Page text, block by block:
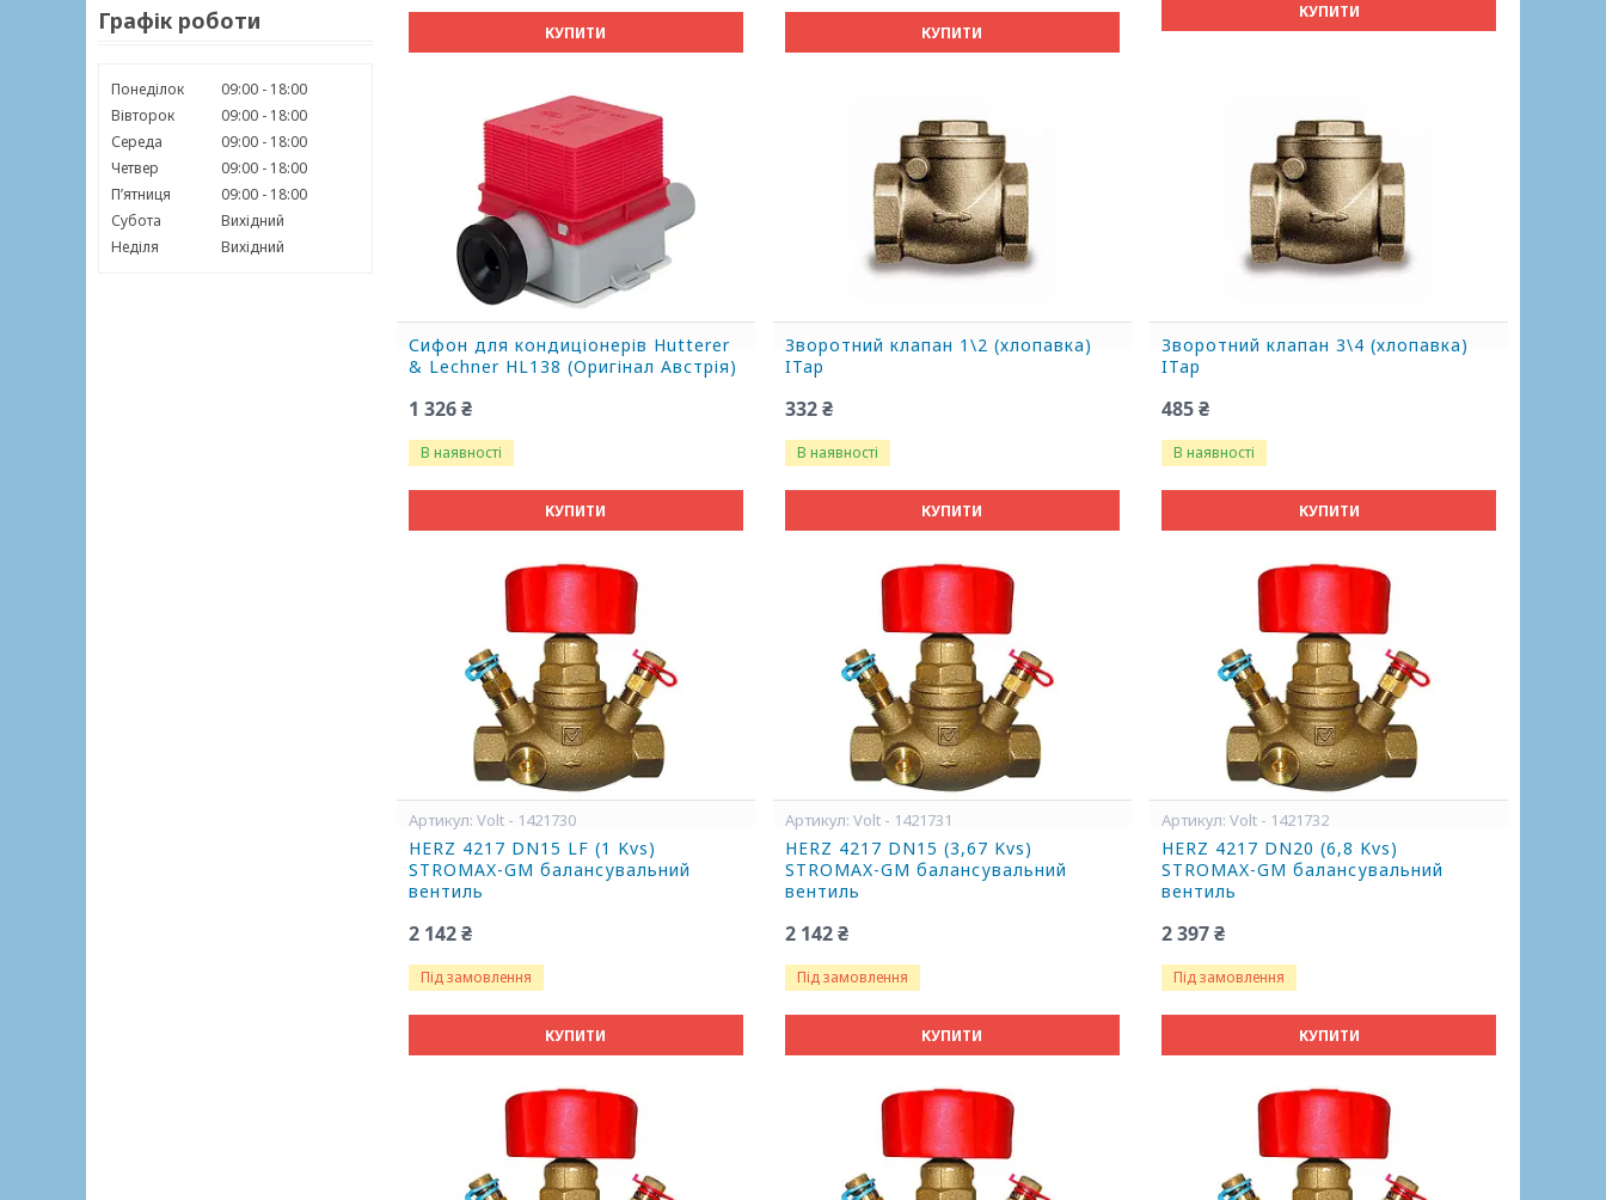
Графік роботи
Понеділок 09:00
18:00
Вівторок
09:00
18:00
Середа
09:00
18:00
Четвер
09:00
18:00
Пʼятниця
09:00
18:00
Субота
Вихідний
Неділя
Вихідний
КУПИТИ КУПИТИ
КУПИТИ
Сифон для кондиціонерів Hutterer
& Lechner HL138 (Оригінал Австрія)
1 326 ₴
В наявності
КУПИТИ
Зворотний клапан 1\2 (хлопавка)
ITap
332 ₴
В наявності
КУПИТИ
Зворотний клапан 3\4 (хлопавка)
ITap
485 ₴
В наявності
КУПИТИ
Volt - 1421730
HERZ 4217 DN15 LF (1 Kvs)
STROMAX-GM балансувальний
вентиль
2 142 ₴
Під замовлення
КУПИТИ
Volt - 1421731
HERZ 4217 DN15 (3,67 Kvs)
STROMAX-GM балансувальний
вентиль
2 142 ₴
Під замовлення
КУПИТИ
Volt - 1421732
HERZ 4217 DN20 (6,8 Kvs)
STROMAX-GM балансувальний
вентиль
2 397 ₴
Під замовлення
КУПИТИ